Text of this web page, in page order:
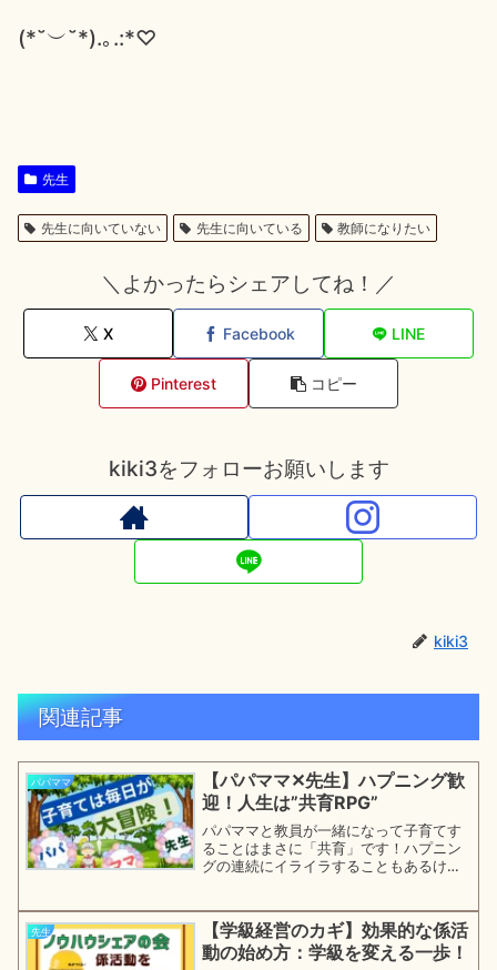
(*˘︶˘*).｡.:*♡
先生
先生に向いていない 先生に向いている 教師になりたい
＼よかったらシェアしてね！／
X Facebook LINE
Pinterest コピー
kiki3をフォローお願いします
kiki3
関連記事
パパママ
【パパママ✕先生】ハプニング歓
迎！人生は”共育RPG”
パパママと教員が一緒になって子育てす
ることはまさに「共育」です！ハプニン
グの連続にイライラすることもあるけれ
したら「共育＝子育て大冒険」を楽しめ
るのかコツを伝授します
先生
【学級経営のカギ】効果的な係活
動の始め方：学級を変える一歩！